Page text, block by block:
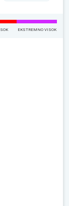
EKSTREMNO VISOK